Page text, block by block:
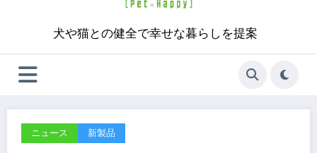
犬や猫との健全で幸せな暮らしを提案
ニュース 新製品